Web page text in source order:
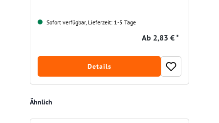
Sofort verfügbar, Lieferzeit: 1-5 Tage
Ab 2,83 € *
Details
Produktgalerie überspringen
Ähnlich